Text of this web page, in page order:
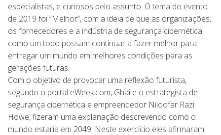
especialistas, e curiosos pelo assunto. O tema do evento
de 2019 foi “Melhor”, com a ideia de que as organizações,
os fornecedores e a indústria de segurança cibernética
como um todo possam continuar a fazer melhor para
entregar um mundo em melhores condições para as
gerações futuras.
Com o objetivo de provocar uma reflexão futurista,
segundo o portal eWeek.com, Ghai e o estrategista de
segurança cibernética e empreendedor Niloofar Razi
Howe, fizeram uma explanação descrevendo como o
mundo estaria em 2049. Neste exercício eles afirmaram